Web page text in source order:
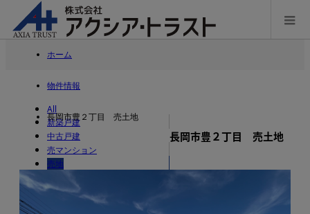
ホーム
物件情報
長岡市豊２丁目 売土地
All
新築戸建
中古戸建
売マンション
売地
長岡市豊２丁目 売土地